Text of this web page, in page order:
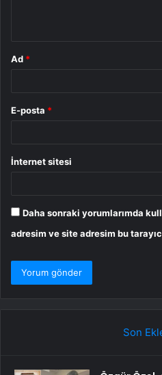
Ad *
E-posta *
İnternet sitesi
Daha sonraki yorumlarımda
adresim ve site adresim bu
Son